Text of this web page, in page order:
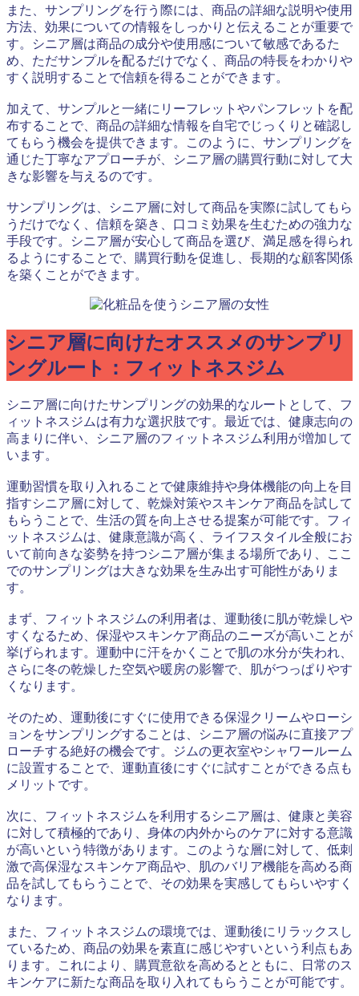
また、サンプリングを行う際には、商品の詳細な説明や使用
方法、効果についての情報をしっかりと伝えることが重要で
す。シニア層は商品の成分や使用感について敏感であるた
め、ただサンプルを配るだけでなく、商品の特長をわかりや
すく説明することで信頼を得ることができます。
加えて、サンプルと一緒にリーフレットやパンフレットを配
布することで、商品の詳細な情報を自宅でじっくりと確認し
てもらう機会を提供できます。このように、サンプリングを
通じた丁寧なアプローチが、シニア層の購買行動に対して大
きな影響を与えるのです。
サンプリングは、シニア層に対して商品を実際に試してもら
うだけでなく、信頼を築き、口コミ効果を生むための強力な
手段です。シニア層が安心して商品を選び、満足感を得られ
るようにすることで、購買行動を促進し、長期的な顧客関係
を築くことができます。
シニア層に向けたオススメのサンプリ
ングルート：フィットネスジム
シニア層に向けたサンプリングの効果的なルートとして、フ
ィットネスジムは有力な選択肢です。最近では、健康志向の
高まりに伴い、シニア層のフィットネスジム利用が増加して
います。
運動習慣を取り入れることで健康維持や身体機能の向上を目
指すシニア層に対して、乾燥対策やスキンケア商品を試して
もらうことで、生活の質を向上させる提案が可能です。フィ
ットネスジムは、健康意識が高く、ライフスタイル全般にお
いて前向きな姿勢を持つシニア層が集まる場所であり、ここ
でのサンプリングは大きな効果を生み出す可能性がありま
す。
まず、フィットネスジムの利用者は、運動後に肌が乾燥しや
すくなるため、保湿やスキンケア商品のニーズが高いことが
挙げられます。運動中に汗をかくことで肌の水分が失われ、
さらに冬の乾燥した空気や暖房の影響で、肌がつっぱりやす
くなります。
そのため、運動後にすぐに使用できる保湿クリームやローシ
ョンをサンプリングすることは、シニア層の悩みに直接アプ
ローチする絶好の機会です。ジムの更衣室やシャワールーム
に設置することで、運動直後にすぐに試すことができる点も
メリットです。
次に、フィットネスジムを利用するシニア層は、健康と美容
に対して積極的であり、身体の内外からのケアに対する意識
が高いという特徴があります。このような層に対して、低刺
激で高保湿なスキンケア商品や、肌のバリア機能を高める商
品を試してもらうことで、その効果を実感してもらいやすく
なります。
また、フィットネスジムの環境では、運動後にリラックスし
ているため、商品の効果を素直に感じやすいという利点もあ
ります。これにより、購買意欲を高めるとともに、日常のス
キンケアに新たな商品を取り入れてもらうことが可能です。